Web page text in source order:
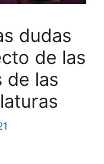
dudas
de las
de las